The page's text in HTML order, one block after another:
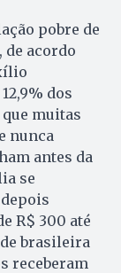
pobre de
de acordo
dos
muitas
nunca
antes da
se
R$ 300 até
brasileira
receberam